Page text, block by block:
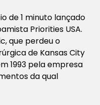
de 1 minuto lançado
Priorities USA.
que perdeu o
de Kansas City
1993 pela empresa
da qual